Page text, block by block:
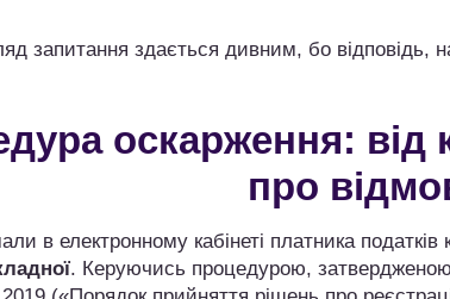
запитання здається дивним, бо відповідь,
оскарження: від
про
в електронному кабінеті платника податків
. Керуючись процедурою, затвердженою